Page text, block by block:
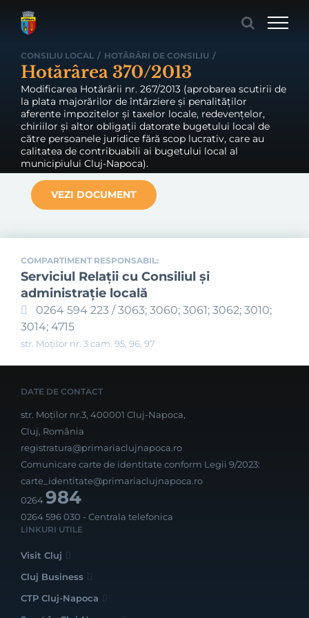
CONSILIU LOCAL / HOTĂRÂRI DE CONSILIU /
Hotărârea 370/2013
Modificarea Hotărârii nr. 267/2013 (aprobarea scutirii de
la plata majorărilor de întârziere şi penalităţilor
aferente impozitelor şi taxelor locale, redevenţelor,
chiriilor şi altor obligaţii datorate bugetului local de
către persoanele juridice fără scop lucrativ, care au
calitatea de contribuabili ai bugetului local al
municipiului Cluj-Napoca).
VEZI DOCUMENT
COMPARTIMENT RESPONSABIL:
Serviciul Relaţii cu Consiliul şi
administraţie locală
0264 594 223 / 3063; 3060; 3061; 3062; 3010;
3014; 4715
str. Moților nr. 3 cam. 95, 96, 97
DATE DE CONTACT
str. Moților nr.3, 400001 Cluj-Napoca,
Cluj, România
registratura@primariaclujnapoca.ro
Comunicare carte de identitate conform Legii 9/2023:
carte_identitate@primariaclujnapoca.ro
0264984
0264 596 030 - Centrala telefonica
LINKURI UTILE
Visit Cluj
Cluj Business
CTP Cluj-Napoca